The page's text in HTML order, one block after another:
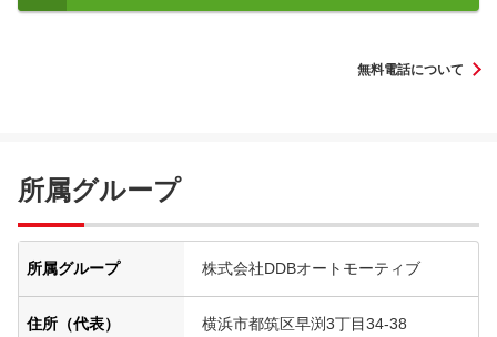
無料電話について
所属グループ
所属グループ 株式会社DDBオートモーティブ
住所（代表） 横浜市都筑区早渕3丁目34-38